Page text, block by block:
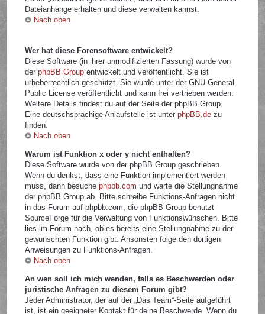
Dateianhänge erhalten und diese verwalten kannst.
Nach oben
Wer hat diese Forensoftware entwickelt?
Diese Software (in ihrer unmodifizierten Fassung) wurde von
derphpBB Group entwickelt und veröffentlicht. Sie ist
urheberrechtlich geschützt. Sie wurde unter der GNU General
Public License veröffentlicht und kann frei vertrieben werden.
Weitere Details findest du auf der Seite der phpBB Group.
Eine deutschsprachige Anlaufstelle ist unterphpBB.de zu
finden.
Nach oben
Warum ist Funktion x oder y nicht enthalten?
Diese Software wurde von der phpBB Group geschrieben.
Wenn du denkst, dass eine Funktion implementiert werden
muss, dann besuchephpbb.com und warte die Stellungnahme
der phpBB Group ab. Bitte schreibe Funktions-Anfragen nicht
in das Forum auf phpbb.com, die phpBB Group benutzt
SourceForge für die Verwaltung von Funktionswünschen. Bitte
lies im Forum nach, ob es bereits eine Stellungnahme zu der
gewünschten Funktion gibt. Ansonsten folge den dortigen
Anweisungen zu Funktions-Anfragen.
Nach oben
An wen soll ich mich wenden, falls es Beschwerden oder
juristische Anfragen zu diesem Forum gibt?
Jeder Administrator, der auf der „Das Team“-Seite aufgeführt
ist, ist ein geeigneter Kontakt für deine Beschwerde. Wenn du